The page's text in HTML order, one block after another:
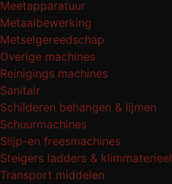
Meetapparatuur
Metaalbewerking
Metselgereedschap
Overige machines
Reinigings machines
Sanitair
Schilderen behangen & lijmen
Schuurmachines
Slijp-en freesmachines
Steigers ladders & klimmaterieel
Transport middelen